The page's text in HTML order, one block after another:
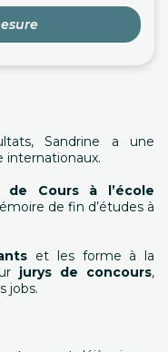
Sandrine a une
internationaux.
de Cours à l’école
de fin d’études à
et les forme à la
jurys de concours,
jobs.